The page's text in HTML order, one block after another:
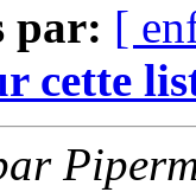
par: [
cette